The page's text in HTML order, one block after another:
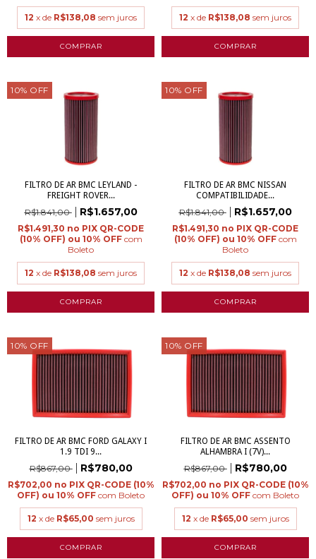
12 x de R$138,08 sem juros 12 x de R$138,08 sem juros
10% OFF
FILTRO DE AR BMC LEYLAND -
FREIGHT ROVER...
R$1.841,00 R$1.657,00
R$1.491,30
com
Boleto
12 x de R$138,08 sem juros
10% OFF
FILTRO DE AR BMC NISSAN
COMPATIBILIDADE...
R$1.841,00 R$1.657,00
R$1.491,30
com
Boleto
12 x de R$138,08 sem juros
10% OFF
FILTRO DE AR BMC FORD GALAXY I
1.9 TDI 9...
R$867,00 R$780,00
R$702,00
com Boleto
12 x de R$65,00 sem juros
10% OFF
FILTRO DE AR BMC ASSENTO
ALHAMBRA I (7V)...
R$867,00 R$780,00
R$702,00
com Boleto
12 x de R$65,00 sem juros